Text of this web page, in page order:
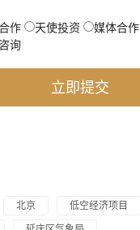
作 天使投资 媒体合作
询
北京
低空经济项目